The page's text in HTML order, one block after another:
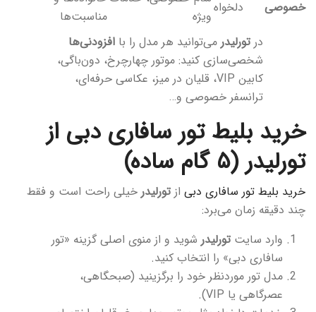
خصوصی
دلخواه
ویژه
مناسبت‌ها
در تورلیدر می‌توانید هر مدل را با افزودنی‌ها
شخصی‌سازی کنید: موتور چهارچرخ، دون‌باگی،
کابین VIP، قلیان در میز، عکاسی حرفه‌ای،
ترانسفر خصوصی و…
خرید بلیط تور سافاری دبی از
تورلیدر (۵ گام ساده)
خرید بلیط تور سافاری دبی از تورلیدر خیلی راحت است و فقط
چند دقیقه زمان می‌برد:
وارد سایت تورلیدر شوید و از منوی اصلی گزینه «تور
سافاری دبی» را انتخاب کنید.
مدل تور موردنظر خود را برگزینید (صبحگاهی،
عصرگاهی یا VIP).